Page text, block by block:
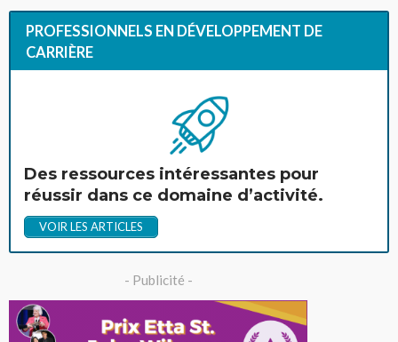
PROFESSIONNELS EN DÉVELOPPEMENT DE
CARRIÈRE
Des ressources intéressantes pour
réussir dans ce domaine d’activité.
VOIR LES ARTICLES
- Publicité -